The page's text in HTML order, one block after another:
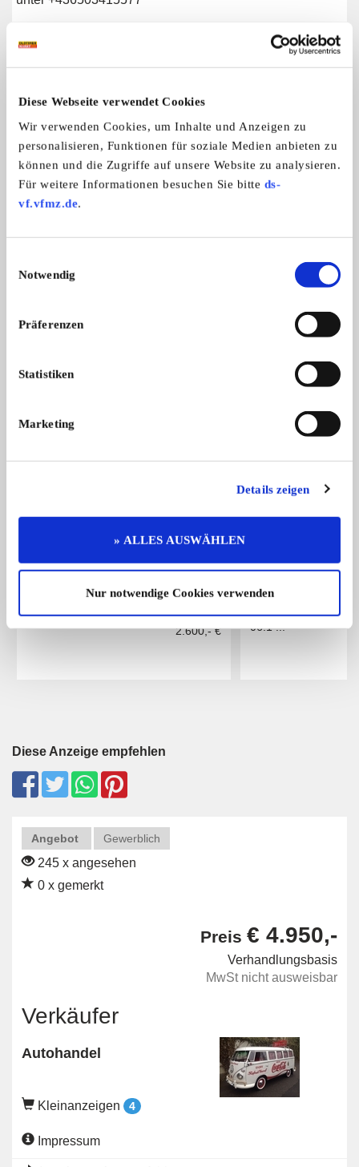
Diese Webseite verwendet Cookies
Wir verwenden Cookies, um Inhalte und Anzeigen zu
personalisieren, Funktionen für soziale Medien anbieten zu
können und die Zugriffe auf unsere Website zu analysieren.
Für weitere Informationen besuchen Sie bitte ds-
vf.vfmz.de.
Notwendig
Präferenzen
Statistiken
Marketing
Details zeigen
» ALLES AUSWÄHLEN
Nur notwendige Cookies verwenden
Weitere Anzeigen dieses Anbieters
15
Fiat 500
VW Golf Cabrio
ALLE ANZEIGEN
4
Simson S 51
- Baujahr: 1990 - 50cm³ - 4 Gang ...
2.600,- €
BMW R 75/7
Verkaufe hier eine
06.1 ...
Diese Anzeige empfehlen
Angebot Gewerblich
245 x angesehen
0 x gemerkt
Preis € 4.950,-
Verhandlungsbasis
MwSt nicht ausweisbar
Verkäufer
Autohandel
Kleinanzeigen 4
Impressum